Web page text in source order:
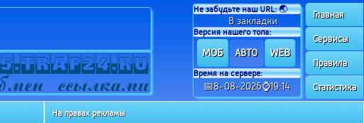
Не забудьте наш URL:🌏
✍ В закладки
Версия нашего топа:
МОБ АВТО WEB
Время на сервере:
📅8-08-2026⌚19:14
Главная
Сервисы
Правила
Статистика
На правах рекламы